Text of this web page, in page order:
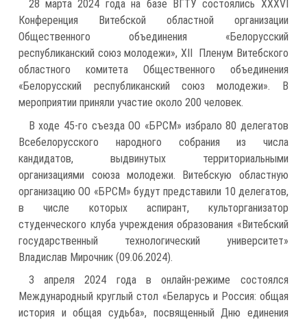
28 марта 2024 года на базе ВГТУ состоялись XXXVI
Конференция Витебской областной организации
Общественного объединения «Белорусский
республиканский союз молодежи», XII Пленум Витебского
областного комитета Общественного объединения
«Белорусский республиканский союз молодежи». В
мероприятии приняли участие около 200 человек.
В ходе 45-го съезда ОО «БРСМ» избрало 80 делегатов
Всебелорусского народного собрания из числа
кандидатов, выдвинутых территориальными
организациями союза молодежи. Витебскую областную
организацию ОО «БРСМ» будут представили 10 делегатов,
в числе которых аспирант, культорганизатор
студенческого клуба учреждения образования «Витебский
государственный технологический университет»
Владислав Мирочник (09.06.2024).
3 апреля 2024 года в онлайн-режиме состоялся
Международный круглый стол «Беларусь и Россия: общая
история и общая судьба», посвященный Дню единения